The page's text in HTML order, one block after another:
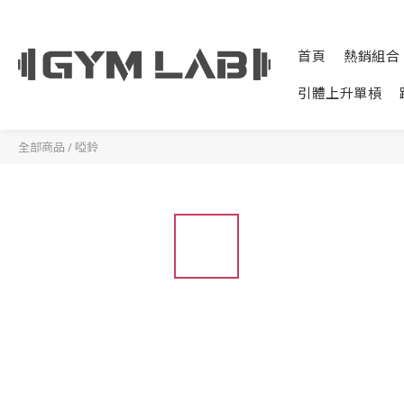
首頁 熱銷組合
引體上升單槓
全部商品 / 啞鈴